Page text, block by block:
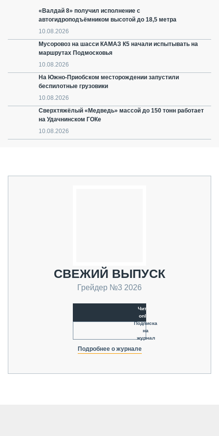
«Валдай 8» получил исполнение с
автогидроподъёмником высотой до 18,5 метра
10.08.2026
Мусоровоз на шасси КАМАЗ К5 начали испытывать на
маршрутах Подмосковья
10.08.2026
На Южно-Приобском месторождении запустили
беспилотные грузовики
10.08.2026
Сверхтяжёлый «Медведь» массой до 150 тонн работает
на Удачнинском ГОКе
10.08.2026
СВЕЖИЙ ВЫПУСК
Грейдер №3 2026
Читать
online
Подписка
на
журнал
Подробнее о журнале